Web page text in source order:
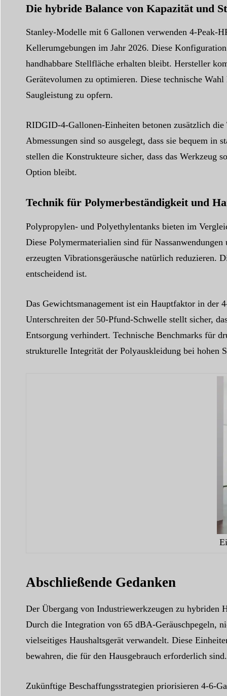
Die hybride Balance von Kapazität und
Stanley-Modelle mit 6 Gallonen verwenden 4-Peak-
Kellerumgebungen im Jahr 2026. Diese
handhabbare Stellfläche erhalten bleibt. Hersteller
Gerätevolumen zu optimieren. Diese technische
Saugleistung zu opfern.
RIDGID-4-Gallonen-Einheiten betonen zusätzlich
Abmessungen sind so ausgelegt, dass sie bequem in
stellen die Konstrukteure sicher, dass das Werkzeug
Option bleibt.
Technik für Polymerbeständigkeit und
Polypropylen- und Polyethylentanks bieten im
Diese Polymermaterialien sind für
erzeugten Vibrationsgeräusche natürlich reduzieren.
entscheidend ist.
Das Gewichtsmanagement ist ein Hauptfaktor in der
Unterschreiten der 50-Pfund-Schwelle stellt sicher,
Entsorgung verhindert. Technische Benchmarks für
strukturelle Integrität der Polyauskleidung bei hohen
Abschließende Gedanken
Der Übergang von Industriewerkzeugen zu hybriden
Durch die Integration von 65 dBA-Geräuschpegeln,
vielseitiges Haushaltsgerät verwandelt. Diese
bewahren, die für den Hausgebrauch erforderlich sind.
Zukünftige Beschaffungsstrategien priorisieren 4-6-